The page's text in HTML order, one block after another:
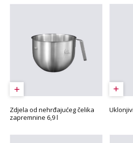
Zdjela od nehrđajućeg čelika
zapremnine 6,9 l